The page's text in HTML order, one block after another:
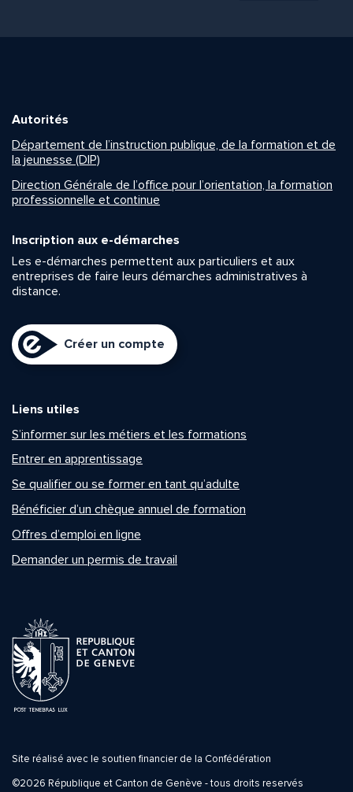
Autorités
Département de l’instruction publique, de la formation et de
la jeunesse (DIP)
Direction Générale de l’office pour l’orientation, la formation
professionnelle et continue
Inscription aux e-démarches
Les e-démarches permettent aux particuliers et aux
entreprises de faire leurs démarches administratives à
distance.
Créer un compte
Liens utiles
S’informer sur les métiers et les formations
Entrer en apprentissage
Se qualifier ou se former en tant qu’adulte
Bénéficier d’un chèque annuel de formation
Offres d’emploi en ligne
Demander un permis de travail
Site réalisé avec le soutien financier de la Confédération
©2026 République et Canton de Genève - tous droits reservés